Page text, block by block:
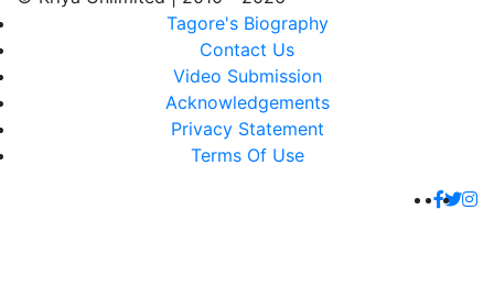
Tagore's Biography
Contact Us
Video Submission
Acknowledgements
Privacy Statement
Terms Of Use